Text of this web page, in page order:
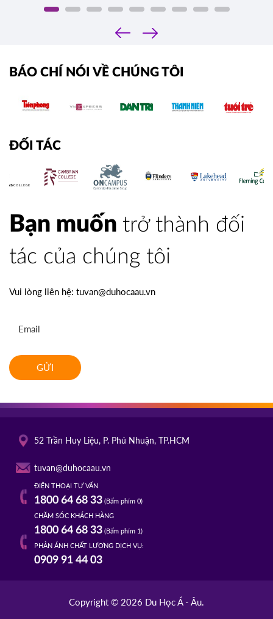
‹
›
BÁO CHÍ NÓI VỀ CHÚNG TÔI
ĐỐI TÁC
Bạn muốn trở thành đối
tác của chúng tôi
Vui lòng liên hệ: tuvan@duhocaau.vn
GỬI
52 Trần Huy Liệu, P. Phú Nhuận, TP.HCM
tuvan@duhocaau.vn
ĐIỆN THOẠI TƯ VẤN
1800 64 68 33(Bấm phím 0)
CHĂM SÓC KHÁCH HÀNG
1800 64 68 33(Bấm phím 1)
PHẢN ÁNH CHẤT LƯỢNG DỊCH VỤ:
0909 91 44 03
Copyright © 2026 Du Học Á - Âu.